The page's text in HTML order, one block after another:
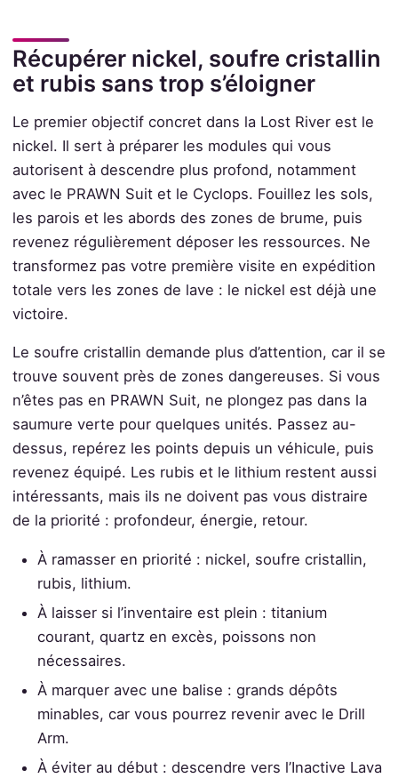
Récupérer nickel, soufre cristallin
et rubis sans trop s’éloigner
Le premier objectif concret dans la Lost River est le
nickel. Il sert à préparer les modules qui vous
autorisent à descendre plus profond, notamment
avec le PRAWN Suit et le Cyclops. Fouillez les sols,
les parois et les abords des zones de brume, puis
revenez régulièrement déposer les ressources. Ne
transformez pas votre première visite en expédition
totale vers les zones de lave : le nickel est déjà une
victoire.
Le soufre cristallin demande plus d’attention, car il se
trouve souvent près de zones dangereuses. Si vous
n’êtes pas en PRAWN Suit, ne plongez pas dans la
saumure verte pour quelques unités. Passez au-
dessus, repérez les points depuis un véhicule, puis
revenez équipé. Les rubis et le lithium restent aussi
intéressants, mais ils ne doivent pas vous distraire
de la priorité : profondeur, énergie, retour.
À ramasser en priorité : nickel, soufre cristallin,
rubis, lithium.
À laisser si l’inventaire est plein : titanium
courant, quartz en excès, poissons non
nécessaires.
À marquer avec une balise : grands dépôts
minables, car vous pourrez revenir avec le Drill
Arm.
À éviter au début : descendre vers l’Inactive Lava